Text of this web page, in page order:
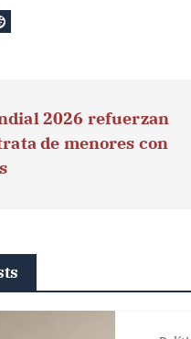
2026 refuerzan
de menores con